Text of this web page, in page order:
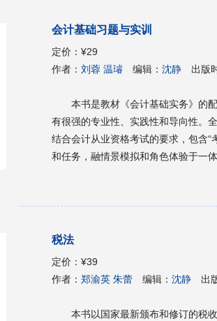
会计基础习题与实训
定价：¥29
作者：刘蓉 温璿 编辑：沈静 出版
本书是教材《会计基础实务》的
有很强的专业性、实践性和导向性。
结合会计从业资格考试的要求，包含“
和任务，融情景模拟和角色体验于一
力、会计职业判断能力及分析、解决
税法
定价：¥39
作者：郑渝英 朱蕾 编辑：沈静 出
本书以国家最新颁布和修订的税